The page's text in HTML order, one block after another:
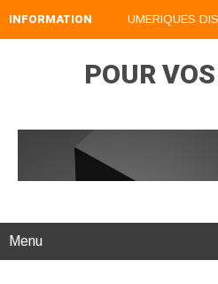
INFORMATION
NOS LIVRES NUMERIQUES
POUR VOS
Menu